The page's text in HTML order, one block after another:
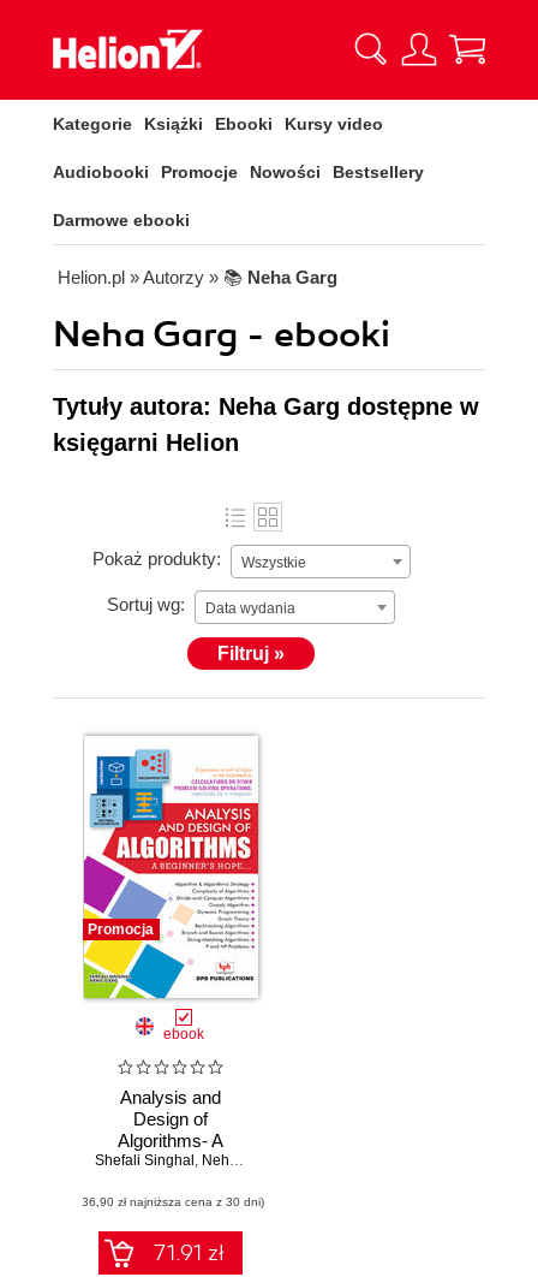
Kategorie Książki Ebooki Kursy video
Audiobooki Promocje Nowości Bestsellery
Darmowe ebooki
Helion.pl » Autorzy » 📚 Neha Garg
Neha Garg - ebooki
Tytuły autora: Neha Garg dostępne w
księgarni Helion
Pokaż produkty: Wszystkie
Sortuj wg: Data wydania
Filtruj »
Promocja
ebook
Analysis and
Design of
Algorithms- A
Beginner's Hope
Shefali Singhal , Neha Garg
(36,90 zł najniższa cena z 30 dni)
71.91 zł